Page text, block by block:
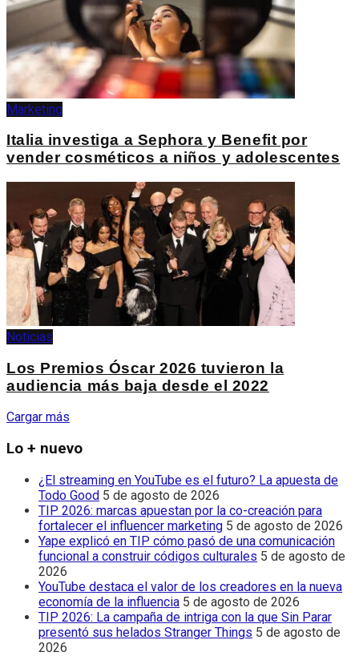
Marketing
Italia investiga a Sephora y Benefit por
vender cosméticos a niños y adolescentes
Noticias
Los Premios Óscar 2026 tuvieron la
audiencia más baja desde el 2022
Cargar más
Lo + nuevo
¿El streaming en YouTube es el futuro? La apuesta de
Todo Good 5 de agosto de 2026
TIP 2026: marcas apuestan por la co-creación para
fortalecer el influencer marketing 5 de agosto de 2026
Yape explicó en TIP cómo pasó de una comunicación
funcional a construir códigos culturales 5 de agosto de
2026
YouTube destaca el valor de los creadores en la nueva
economía de la influencia 5 de agosto de 2026
TIP 2026: La campaña de intriga con la que Sin Parar
presentó sus helados Stranger Things 5 de agosto de
2026